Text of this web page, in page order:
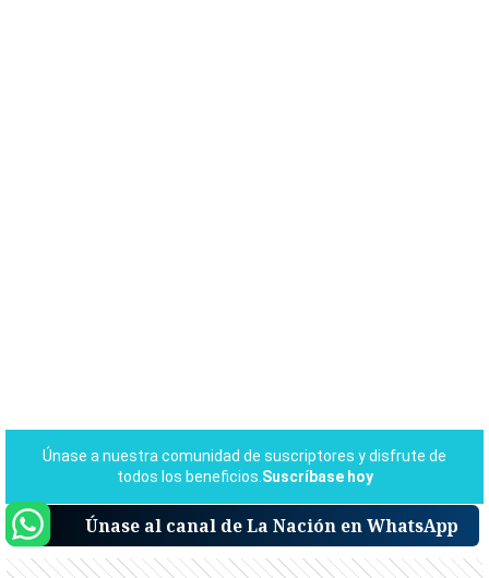
Únase al canal de La Nación en WhatsApp